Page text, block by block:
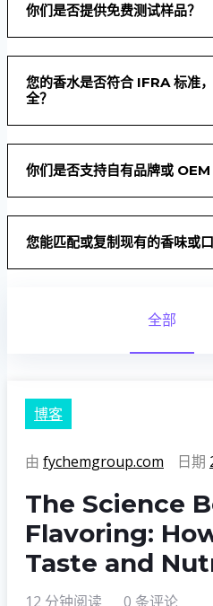
你们是否提供免费测试样品？
您的香水是否符合 IFRA 标准
全？
你们是否支持自有品牌或 OEM
您能匹配或复制现有的香味或口
全部
博客
由 fychemgroup.com 日期
The Science
Flavoring:
Taste and
12 分钟阅读 0 条评论